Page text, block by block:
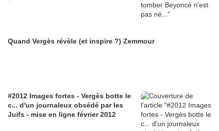
Quand Vergès révèle (et inspire ?) Zemmour
#2012 Images fortes - Vergès botte le
c... d'un journaleux obsédé par les
Juifs - mise en ligne février 2012